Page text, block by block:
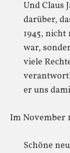
Und Claus
darüber,
1945, nicht
war,
viele
er uns
Im November
Schöne